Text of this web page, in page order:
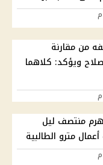
من مقارنة
ويؤكد: كلاهما
منتصف ليل